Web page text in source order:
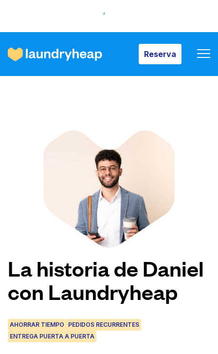
Reserva
Cómo funciona
Quiénes somos
Para las empresas
Iniciar sesión
Descarga nuestra app
Síguenos en
La historia de Daniel
con Laundryheap
AHORRAR TIEMPO
PEDIDOS RECURRENTES
ENTREGA PUERTA A PUERTA